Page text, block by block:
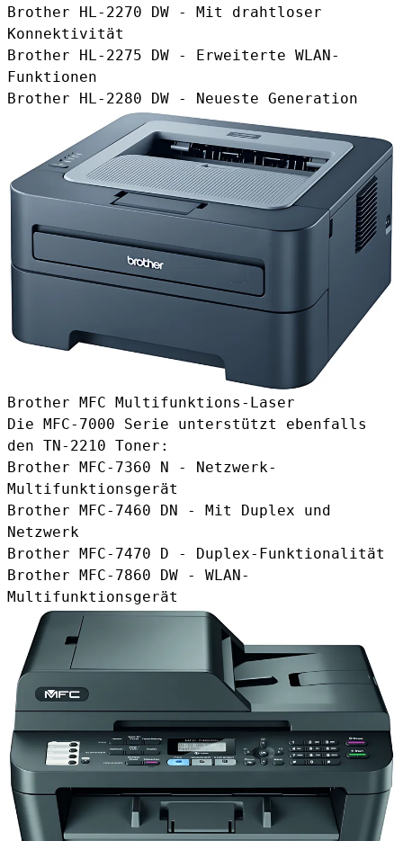
Brother HL-2270 DW - Mit drahtloser
Konnektivität
Brother HL-2275 DW - Erweiterte WLAN-
Funktionen
Brother HL-2280 DW - Neueste Generation
Brother MFC Multifunktions-Laser
Die MFC-7000 Serie unterstützt ebenfalls
den TN-2210 Toner:
Brother MFC-7360 N - Netzwerk-
Multifunktionsgerät
Brother MFC-7460 DN - Mit Duplex und
Netzwerk
Brother MFC-7470 D - Duplex-Funktionalität
Brother MFC-7860 DW - WLAN-
Multifunktionsgerät